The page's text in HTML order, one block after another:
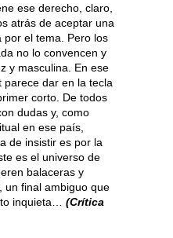
ese derecho, claro,
atrás de aceptar una
por el tema. Pero los
no lo convencen y
y masculina. En ese
parece dar en la tecla
corto. De todos
dudas y, como
en ese país,
de insistir es por la
es el universo de
balaceras y
un final ambiguo que
inquieta… (Crítica